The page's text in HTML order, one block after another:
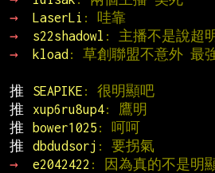
→
LaserLi : 哇靠
→
s22shadowl : 主播不是說超
→
kload : 草創聯盟不意外 最
推
SEAPIKE : 很明顯吧
推
xup6ru8up4: 鷹明
推
bower1025 : 呵呵
推
dbdudsorj : 要拐氣
→
e2042422 : 因為真的不是明